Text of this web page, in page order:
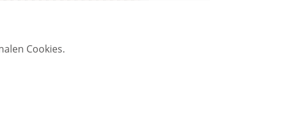
Cookies.